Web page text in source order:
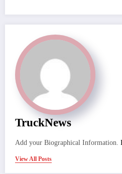
TruckNews
Add your Biographical Information.
View All Posts